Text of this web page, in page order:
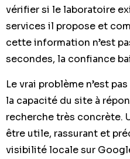
vérifier si le laboratoire
services il propose et
cette information n’est
secondes, la confiance
Le vrai problème n’est
la capacité du site à
recherche très concrète.
être utile, rassurant et
visibilité locale sur